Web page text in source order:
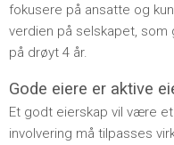
fokusere på ansatte og
verdien på selskapet, som
på drøyt 4 år.
Gode eiere er aktive
Et godt eierskap vil være
involvering må tilpasses